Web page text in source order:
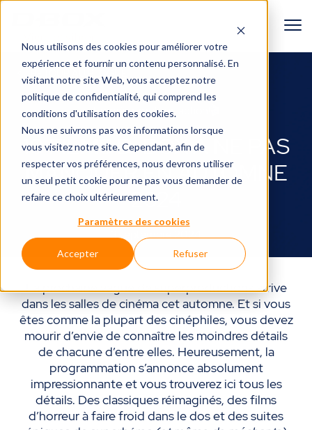
Nous utilisons des cookies pour améliorer votre
expérience et fournir un contenu personnalisé. En
visitant notre site Web, vous accepteznotre
politique de confidentialité, qui comprend les
conditions d'utilisation des cookies.
Nous ne suivrons pas vos informations lorsque
vous visitez notre site. Cependant, afin de
respecter vos préférences, nous devrons utiliser
un seul petit cookie pour ne pas vous demander de
refaire ce choix ultérieurement.
Paramètres des cookies
Accepter Refuser
Lumière, moteur, action!🎬
10 FILMS D-BOX À NE PAS
MANQUER EN AUTOMNE
2024
3 septembre 2024
La prochaine vague de superproductions arrive
dans les salles de cinéma cet automne. Et si vous
êtes comme la plupart des cinéphiles, vous devez
mourir d’envie de connaître les moindres détails
de chacune d’entre elles. Heureusement, la
programmation s’annonce absolument
impressionnante et vous trouverez ici tous les
détails. Des classiques réimaginés, des films
d’horreur à faire froid dans le dos et des suites